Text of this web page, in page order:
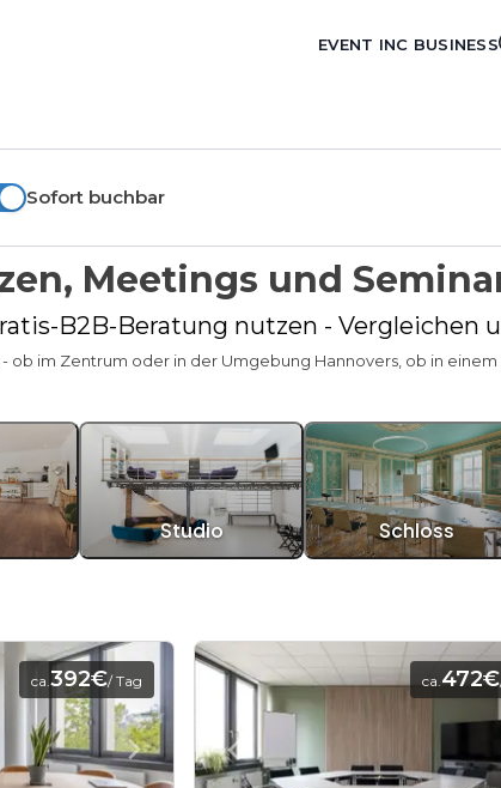
EVENT INC BUSINESS
Sofort buchbar
Meetings und
B2B-Beratung nutzen - Vergleichen
ob im Zentrum oder in der Umgebung Hannovers, ob in
Studio Schloss
ca.392€/ Tag ca.472€